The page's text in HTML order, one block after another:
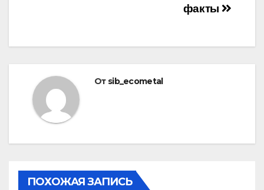
факты
От sib_ecometal
ПОХОЖАЯ ЗАПИСЬ